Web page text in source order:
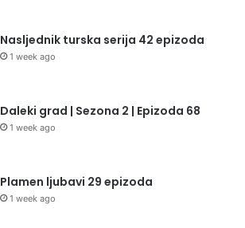
Nasljednik turska serija 42 epizoda
1 week ago
Daleki grad | Sezona 2 | Epizoda 68
1 week ago
Plamen ljubavi 29 epizoda
1 week ago